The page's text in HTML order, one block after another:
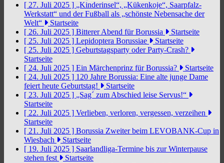
[ 27. Juli 2025 ] „Kinderinsel“, „Kükenkoje“, Saarpfalz-
Werkstatt“ und der Fußball als „schönste Nebensache der
Welt“
Startseite
[ 26. Juli 2025 ] Bitterer Abend für Borussia
Startseite
[ 25. Juli 2025 ] Lepidoptera Borussiae
Startseite
[ 25. Juli 2025 ] Geburtstagsparty oder Party-Crash?
Startseite
[ 24. Juli 2025 ] Ein Märchenprinz für Borussia?
Startseite
[ 24. Juli 2025 ] 120 Jahre Borussia: Eine alte junge Dame
feiert heute Geburtstag!
Startseite
[ 23. Juli 2025 ] „Sag´ zum Abschied leise Servus!“
Startseite
[ 22. Juli 2025 ] Verlieben, verloren, vergessen, verzeihen
Startseite
[ 21. Juli 2025 ] Borussia Zweiter beim LEVOBANK-Cup in
Wiesbach
Startseite
[ 19. Juli 2025 ] Saarlandliga-Termine bis zur Winterpause
stehen fest
Startseite